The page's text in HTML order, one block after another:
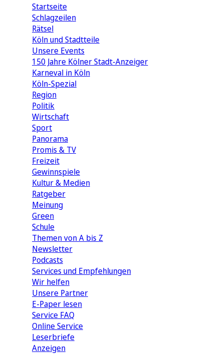
Startseite
Schlagzeilen
Rätsel
Köln und Stadtteile
Unsere Events
150 Jahre Kölner Stadt-Anzeiger
Karneval in Köln
Köln-Spezial
Region
Politik
Wirtschaft
Sport
Panorama
Promis & TV
Freizeit
Gewinnspiele
Kultur & Medien
Ratgeber
Meinung
Green
Schule
Themen von A bis Z
Newsletter
Podcasts
Services und Empfehlungen
Wir helfen
Unsere Partner
E-Paper lesen
Service FAQ
Online Service
Leserbriefe
Anzeigen